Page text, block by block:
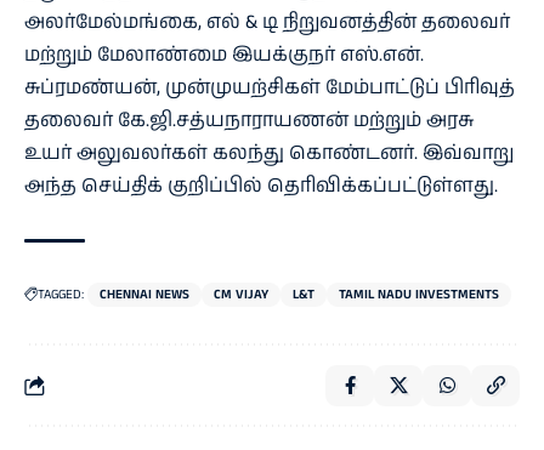
அலர்மேல்மங்கை, எல் & டி நிறுவனத்தின் தலைவர்
மற்றும் மேலாண்மை இயக்குநர் எஸ்.என்.
சுப்ரமண்யன், முன்முயற்சிகள் மேம்பாட்டுப் பிரிவுத்
தலைவர் கே.ஜி.சத்யநாராயணன் மற்றும் அரசு
உயர் அலுவலர்கள் கலந்து கொண்டனர். இவ்வாறு
அந்த செய்திக் குறிப்பில் தெரிவிக்கப்பட்டுள்ளது.
TAGGED: CHENNAI NEWS CM VIJAY L&T TAMIL NADU INVESTMENTS